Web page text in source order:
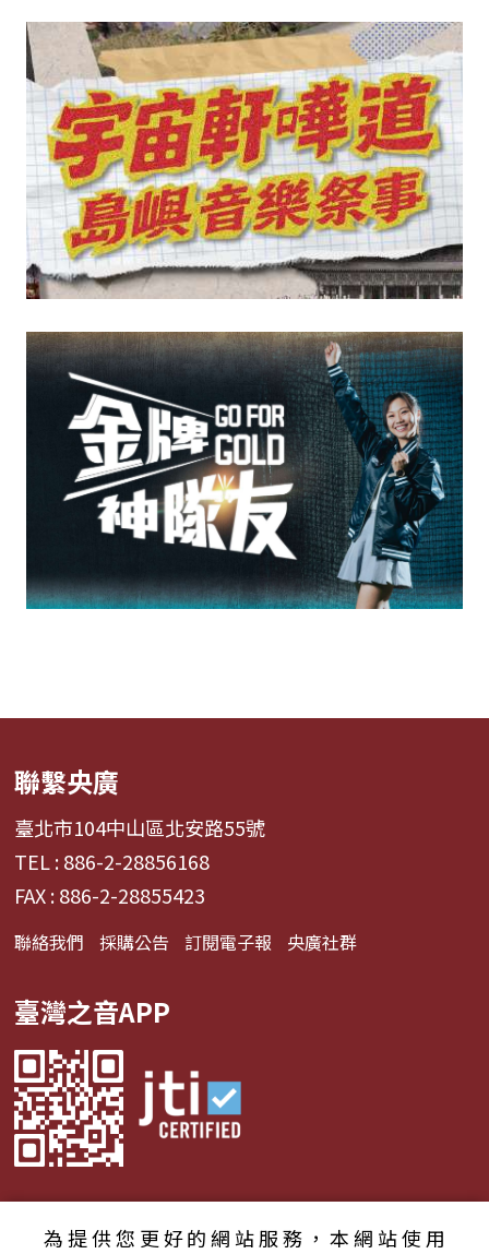
聯繫央廣
臺北市104中山區北安路55號
TEL : 886-2-28856168
FAX : 886-2-28855423
聯絡我們 採購公告 訂閱電子報 央廣社群
臺灣之音APP
為提供您更好的網站服務，本網站使用